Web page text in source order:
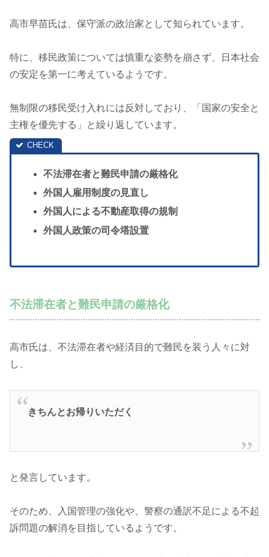
高市早苗氏は、保守派の政治家として知られています。
特に、移民政策については慎重な姿勢を崩さず、日本社会
の安定を第一に考えているようです。
無制限の移民受け入れには反対しており、「国家の安全と
主権を優先する」と繰り返しています。
不法滞在者と難民申請の厳格化
外国人雇用制度の見直し
外国人による不動産取得の規制
外国人政策の司令塔設置
不法滞在者と難民申請の厳格化
高市氏は、不法滞在者や経済目的で難民を装う人々に対
し、
きちんとお帰りいただく
と発言しています。
そのため、入国管理の強化や、警察の通訳不足による不起
訴問題の解消を目指しているようです。